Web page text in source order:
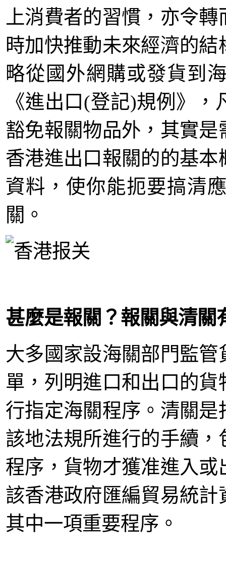
上消費者的習慣，亦令
時加快推動未來經濟的結
略從國外網購或發貨到
《進出口(登記)規例 》，
豁免報關物品外，其實
香港進出口報關的的基
資料，使你能扼要搞清
關。
甚麼是報關？報關與清關
大多國家設海關部門監
單，列明進口和出口的
行指定海關程序。清關
該地法規所進行的手續
程序，貨物才獲准進入
該香港政府匯編貿易統
其中一項重要程序。